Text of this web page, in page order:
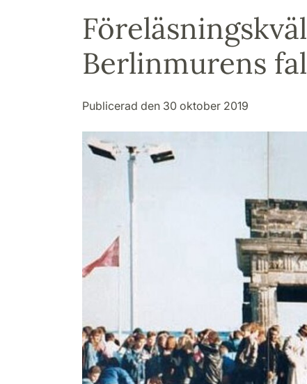
Berlinmurens
Publicerad den 30 oktober 2019